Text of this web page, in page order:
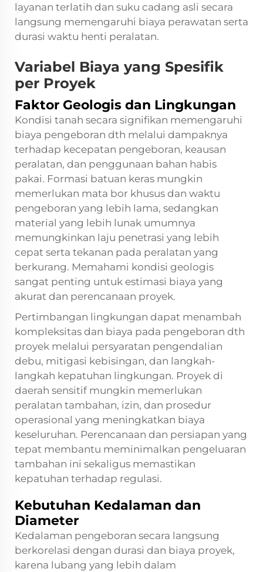
layanan terlatih dan suku cadang asli secara
langsung memengaruhi biaya perawatan serta
durasi waktu henti peralatan.
Variabel Biaya yang Spesifik
per Proyek
Faktor Geologis dan Lingkungan
Kondisi tanah secara signifikan memengaruhi
biaya pengeboran dth melalui dampaknya
terhadap kecepatan pengeboran, keausan
peralatan, dan penggunaan bahan habis
pakai. Formasi batuan keras mungkin
memerlukan mata bor khusus dan waktu
pengeboran yang lebih lama, sedangkan
material yang lebih lunak umumnya
memungkinkan laju penetrasi yang lebih
cepat serta tekanan pada peralatan yang
berkurang. Memahami kondisi geologis
sangat penting untuk estimasi biaya yang
akurat dan perencanaan proyek.
Pertimbangan lingkungan dapat menambah
kompleksitas dan biaya pada pengeboran dth
proyek melalui persyaratan pengendalian
debu, mitigasi kebisingan, dan langkah-
langkah kepatuhan lingkungan. Proyek di
daerah sensitif mungkin memerlukan
peralatan tambahan, izin, dan prosedur
operasional yang meningkatkan biaya
keseluruhan. Perencanaan dan persiapan yang
tepat membantu meminimalkan pengeluaran
tambahan ini sekaligus memastikan
kepatuhan terhadap regulasi.
Kebutuhan Kedalaman dan
Diameter
Kedalaman pengeboran secara langsung
berkorelasi dengan durasi dan biaya proyek,
karena lubang yang lebih dalam